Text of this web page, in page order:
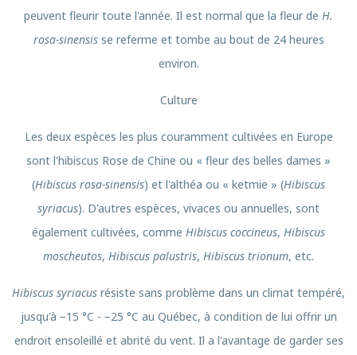
peuvent fleurir toute l'année. Il est normal que la fleur de H.
rosa-sinensisse referme et tombe au bout de 24 heures
environ.
Culture
Les deux espèces les plus couramment cultivées en Europe
sont l'hibiscus Rose de Chine ou « fleur des belles dames »
(Hibiscus rosa-sinensis) et l'althéa ou « ketmie » (Hibiscus
syriacus). D'autres espèces, vivaces ou annuelles, sont
également cultivées, comme Hibiscus coccineus, Hibiscus
moscheutos, Hibiscus palustris, Hibiscus trionum, etc.
Hibiscus syriacus résiste sans problème dans un climat tempéré,
jusqu'à −15 °C - −25 °C au Québec, à condition de lui offrir un
endroit ensoleillé et abrité du vent. Il a l'avantage de garder ses